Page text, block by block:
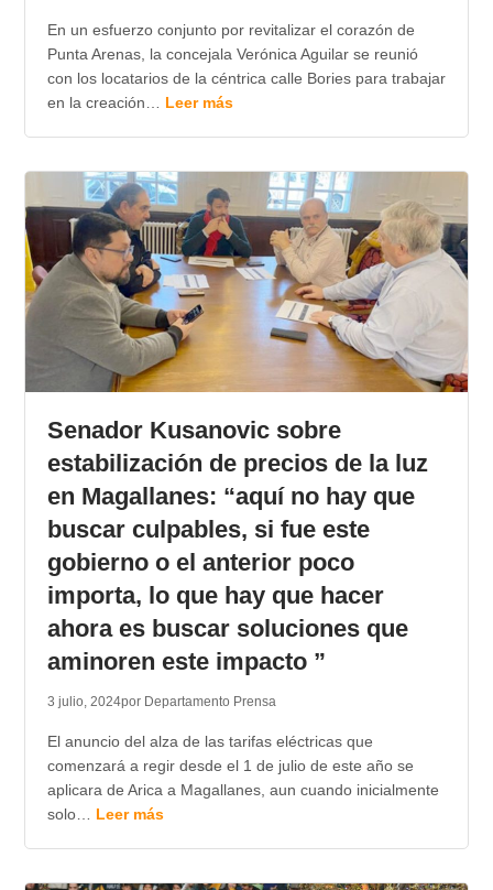
En un esfuerzo conjunto por revitalizar el corazón de
Punta Arenas, la concejala Verónica Aguilar se reunió
con los locatarios de la céntrica calle Bories para trabajar
en la creación… Leer más
Senador Kusanovic sobre
estabilización de precios de la luz
en Magallanes: “aquí no hay que
buscar culpables, si fue este
gobierno o el anterior poco
importa, lo que hay que hacer
ahora es buscar soluciones que
aminoren este impacto ”
3 julio, 2024por Departamento Prensa
El anuncio del alza de las tarifas eléctricas que
comenzará a regir desde el 1 de julio de este año se
aplicara de Arica a Magallanes, aun cuando inicialmente
solo… Leer más